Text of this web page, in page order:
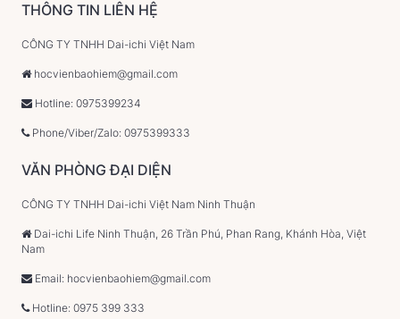
THÔNG TIN LIÊN HỆ
CÔNG TY TNHH Dai-ichi Việt Nam
hocvienbaohiem@gmail.com
Hotline: 0975399234
Phone/Viber/Zalo: 0975399333
VĂN PHÒNG ĐẠI DIỆN
CÔNG TY TNHH Dai-ichi Việt Nam Ninh Thuận
Dai-ichi Life Ninh Thuận, 26 Trần Phú, Phan Rang, Khánh Hòa, Việt
Nam
Email: hocvienbaohiem@gmail.com
Hotline: 0975 399 333